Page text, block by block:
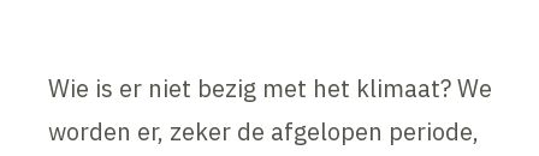
Wie is er niet bezig met het klimaat? We
worden er, zeker de afgelopen periode,